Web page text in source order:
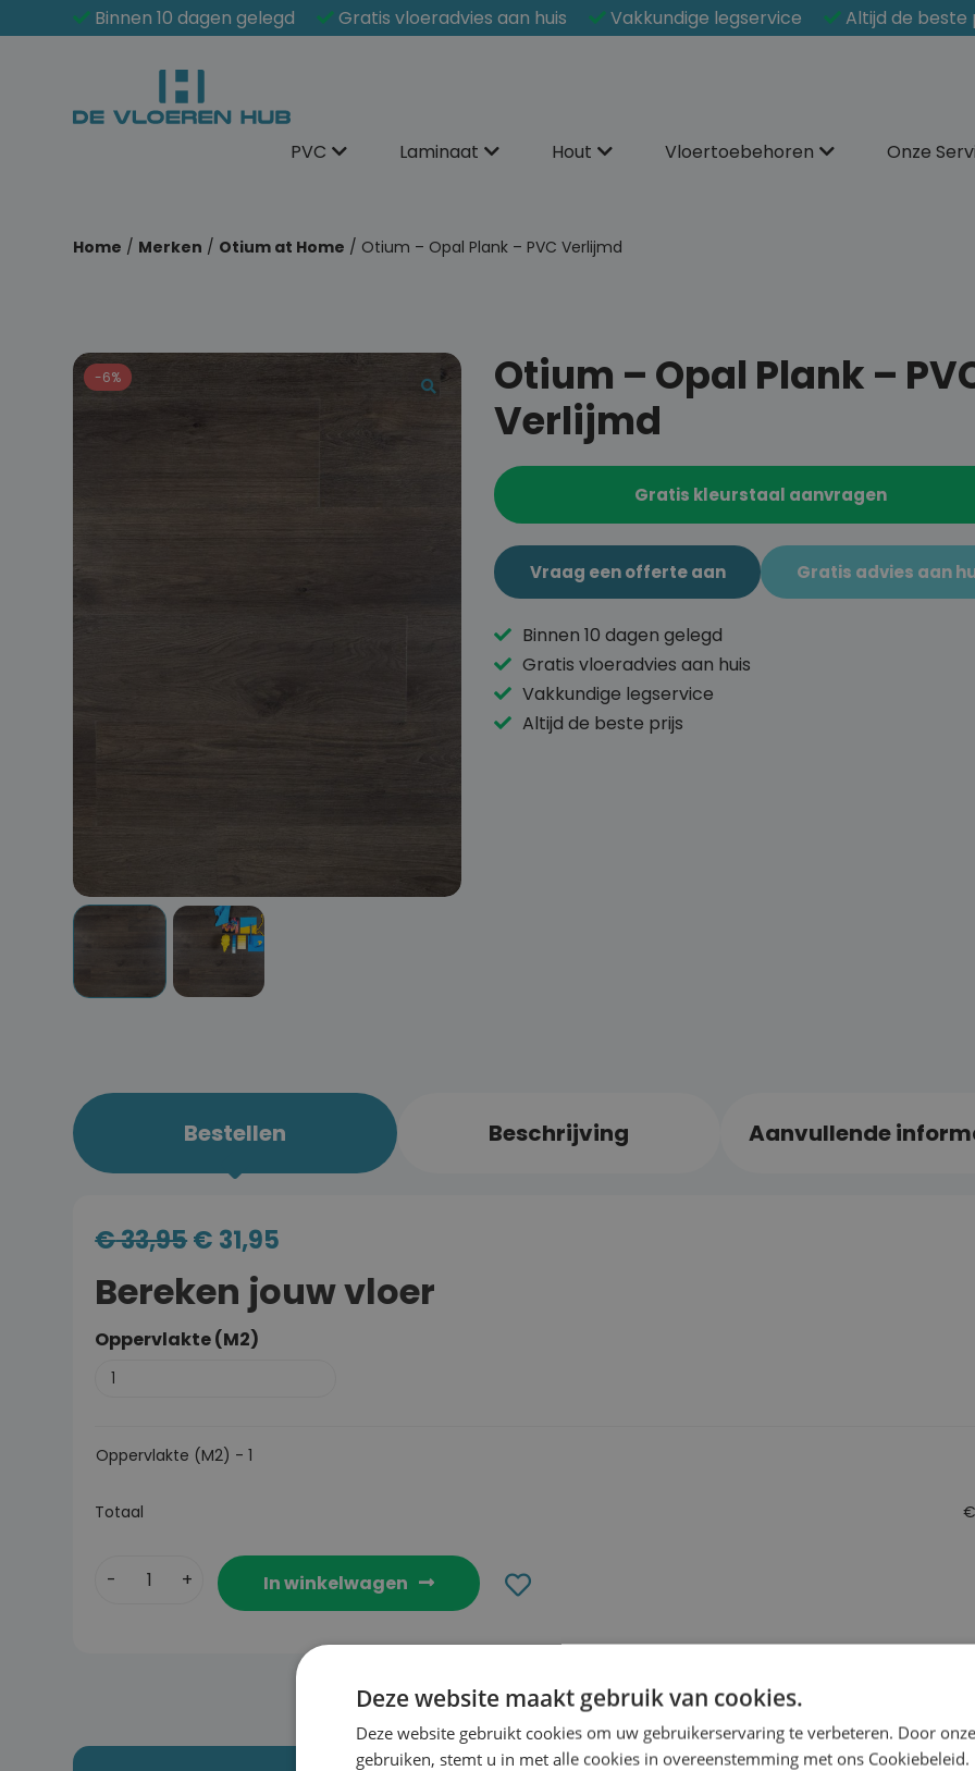
Binnen 10 dagen gelegd Gratis vloeradvies aan huis Vakkundige legservice Altijd de beste
PVC Laminaat Hout Vloertoebehoren Onze
Home / Merken / Otium at Home / Otium – Opal Plank – PVC Verlijmd
-6%
Otium – Opal Plank –
Verlijmd
Gratis kleurstaal aanvragen
Vraag een offerte aan Gratis advies aan
Binnen 10 dagen gelegd
Gratis vloeradvies aan huis
Vakkundige legservice
Altijd de beste prijs
Bestellen Beschrijving Aanvullende
€33,95€ 31,95
Bereken jouw vloer
Oppervlakte (M2)
Oppervlakte (M2) -1
Totaal
In winkelwagen
Toevoegen
verlanglijst
Deze website maakt gebruik van cookies.
Deze website gebruikt cookies om uw gebruikerservaring te verbeteren. Door
gebruiken, stemt u in met alle cookies in overeenstemming met ons Cookiebeleid.